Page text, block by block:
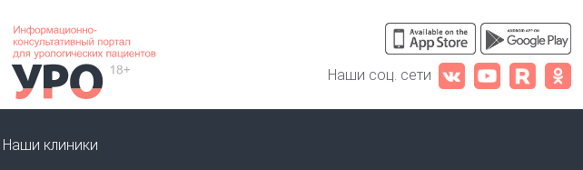
Наши соц. сети
Наши клиники